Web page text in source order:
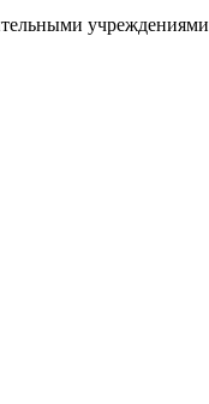
учреждениями